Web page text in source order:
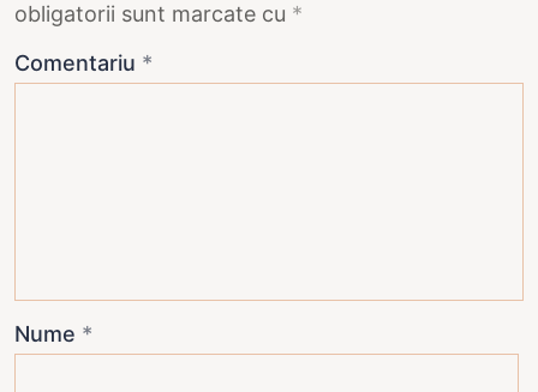
obligatorii sunt marcate cu *
Comentariu *
Nume *